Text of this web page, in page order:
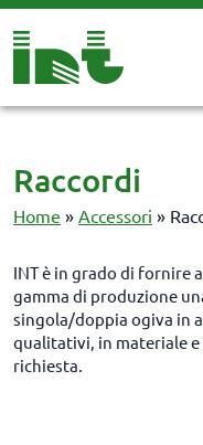
Raccordi
Home » Accessori »
INT è in grado di fornire
gamma di produzione
singola/doppia ogiva in
qualitativi, in materiale
richiesta.